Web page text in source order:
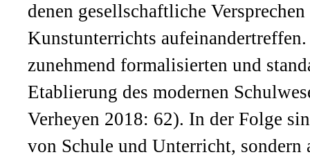
denen gesellschaftliche
Kunstunterrichts
zunehmend formalisierten und
Etablierung des modernen
Verheyen 2018: 62). In der Folge
von Schule und Unterricht,